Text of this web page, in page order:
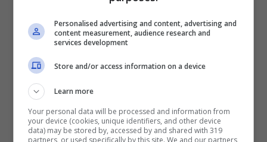
stato bene analizzato nemmeno all’interno
della telecronaca televisiva, visto che
mancherebbe un replay accurato di quanto
accaduto. Stiamo parlando di un contatto tra
Andrea Cambiaso e Kvicha Kvaratskhelia
avvenuto proprio nell’area bianconera.
Personalised advertising and content, advertising and
content measurement, audience research and
services development
Store and/or access information on a device
Learn more
Your personal data will be processed and information from
your device (cookies, unique identifiers, and other device
data) may be stored by, accessed by and shared with 319
partners, or used specifically by this site. We and our partners